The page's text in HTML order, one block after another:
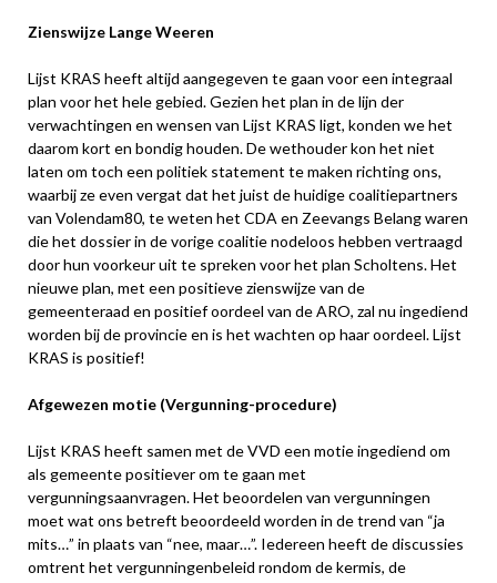
Zienswijze Lange Weeren
Lijst KRAS heeft altijd aangegeven te gaan voor een integraal
plan voor het hele gebied. Gezien het plan in de lijn der
verwachtingen en wensen van Lijst KRAS ligt, konden we het
daarom kort en bondig houden. De wethouder kon het niet
laten om toch een politiek statement te maken richting ons,
waarbij ze even vergat dat het juist de huidige coalitiepartners
van Volendam80, te weten het CDA en Zeevangs Belang waren
die het dossier in de vorige coalitie nodeloos hebben vertraagd
door hun voorkeur uit te spreken voor het plan Scholtens. Het
nieuwe plan, met een positieve zienswijze van de
gemeenteraad en positief oordeel van de ARO, zal nu ingediend
worden bij de provincie en is het wachten op haar oordeel. Lijst
KRAS is positief!
Afgewezen motie (Vergunning-procedure)
Lijst KRAS heeft samen met de VVD een motie ingediend om
als gemeente positiever om te gaan met
vergunningsaanvragen. Het beoordelen van vergunningen
moet wat ons betreft beoordeeld worden in de trend van “ja
mits…” in plaats van “nee, maar…”. Iedereen heeft de discussies
omtrent het vergunningenbeleid rondom de kermis, de